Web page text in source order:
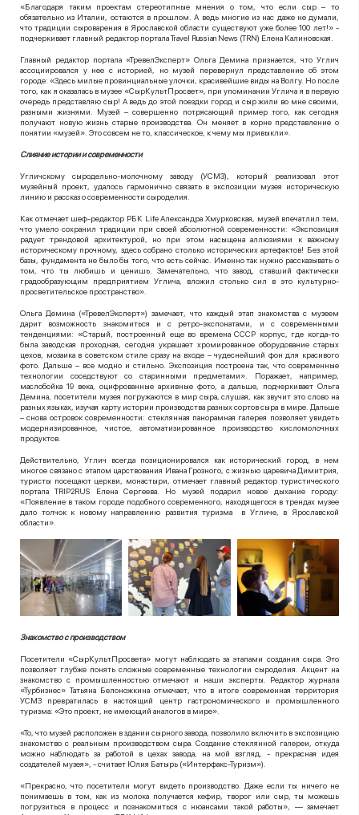
«Благодаря таким проектам стереотипные мнения о том, что если сыр – то
обязательно из Италии, остаются в прошлом. А ведь многие из нас даже не думали,
что традиции сыроварения в Ярославской области существуют уже более 100 лет!» -
подчеркивает главный редактор портала Travel Russian News (TRN) Елена Калиновская.
Главный редактор портала «ТревелЭксперт» Ольга Демина признается, что Углич
ассоциировался у нее с историей, но музей перевернул представление об этом
городе: «Здесь милые провинциальные улочки, красивейшие виды на Волгу. Но после
того, как я оказалась в музее «СырКультПросвет», при упоминании Углича я в первую
очередь представляю сыр! А ведь до этой поездки город и сыр жили во мне своими,
разными жизнями. Музей – совершенно потрясающий пример того, как сегодня
получают новую жизнь старые производства. Он меняет в корне представление о
понятии «музей». Это совсем не то, классическое, к чему мы привыкли».
Слияние истории и современности
Угличскому сыродельно-молочному заводу (УСМЗ), который реализовал этот
музейный проект, удалось гармонично связать в экспозиции музея историческую
линию и рассказ о современности сыроделия.
Как отмечает шеф-редактор РБК LifeАлександра Хмурковская, музей впечатлил тем,
что умело сохранил традиции при своей абсолютной современности: «Экспозиция
радует трендовой архитектурой, но при этом насыщена аллюзиями к важному
историческому прочному, здесь собрано столько исторических артефактов! Без этой
базы, фундамента не было бы того, что есть сейчас. Именно так нужно рассказывать о
том, что ты любишь и ценишь. Замечательно, что завод, ставший фактически
градообразующим предприятием Углича, вложил столько сил в это культурно-
просветительское пространство».
Ольга Демина («ТревелЭксперт») замечает, что каждый этап знакомства с музеем
дарит возможность знакомиться и с ретро-экспонатами, и с современными
тенденциями: «Старый, построенный еще во времена СССР корпус, где когда-то
была заводская проходная, сегодня украшает хромированное оборудование старых
цехов, мозаика в советском стиле сразу на входе – чудеснейший фон для красивого
фото. Дальше – все модно и стильно. Экспозиция построена так, что современные
технологии соседствуют со старинными предметами». Поражает, например,
маслобойка 19 века, оцифрованные архивные фото, а дальше, подчеркивает Ольга
Демина, посетители музея погружаются в мир сыра, слушая, как звучит это слово на
разных языках, изучая карту истории производства разных сортов сыра в мире. Дальше
– снова островок современности: стеклянная панорамная галерея позволяет увидеть
модернизированное, чистое, автоматизированное производство кисломолочных
продуктов.
Действительно, Углич всегда позиционировался как исторический город, в нем
многое связано с этапом царствования Ивана Грозного, с жизнью царевича Димитрия,
туристы посещают церкви, монастыри, отмечает главный редактор туристического
порталаTRIP2RUS
Елена Сергеева. Но музей подарил новое дыхание городу:
«Появление в таком городе подобного современного, находящегося в трендах музее
дало толчок к новому направлению развития туризма в Угличе, в Ярославской
области».
Знакомство с производством
Посетители «СырКультПросвета» могут наблюдать за этапами создания сыра. Это
позволяет глубже понять сложные современные технологии сыроделия. Акцент на
знакомство с промышленностью отмечают и наши эксперты. Редактор журнала
«Турбизнес» Татьяна Белоножкина отмечает, что в итоге современная территория
УСМЗ превратилась в настоящий центр гастрономического и промышленного
туризма: «Это проект, не имеющий аналогов в мире».
«То, что музей расположен в здании сырного завода, позволило включить в экспозицию
знакомство с реальным производством сыра. Создание стеклянной галереи, откуда
можно наблюдать за работой в цехах завода, на мой взгляд, - прекрасная идея
создателей музея», - считает Юлия Батырь («Интерфакс-Туризм»).
«Прекрасно, что посетители могут видеть производство. Даже если ты ничего не
понимаешь в том, как из молока получается кефир, творог или сыр, ты можешь
погрузиться в процесс и познакомиться с нюансами такой работы», — замечает